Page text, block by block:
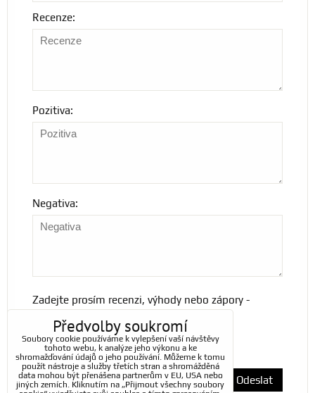
Recenze:
Pozitiva:
Negativa:
Zadejte prosím recenzi, výhody nebo zápory -
*(Povinné)
Odeslat
Předvolby soukromí
Soubory cookie používáme k vylepšení vaší návštěvy
tohoto webu, k analýze jeho výkonu a ke
shromažďování údajů o jeho používání. Můžeme k tomu
použít nástroje a služby třetích stran a shromážděná
data mohou být přenášena partnerům v EU, USA nebo
jiných zemích. Kliknutím na „Přijmout všechny soubory